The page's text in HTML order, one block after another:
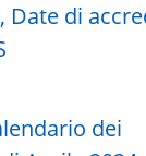
Date di